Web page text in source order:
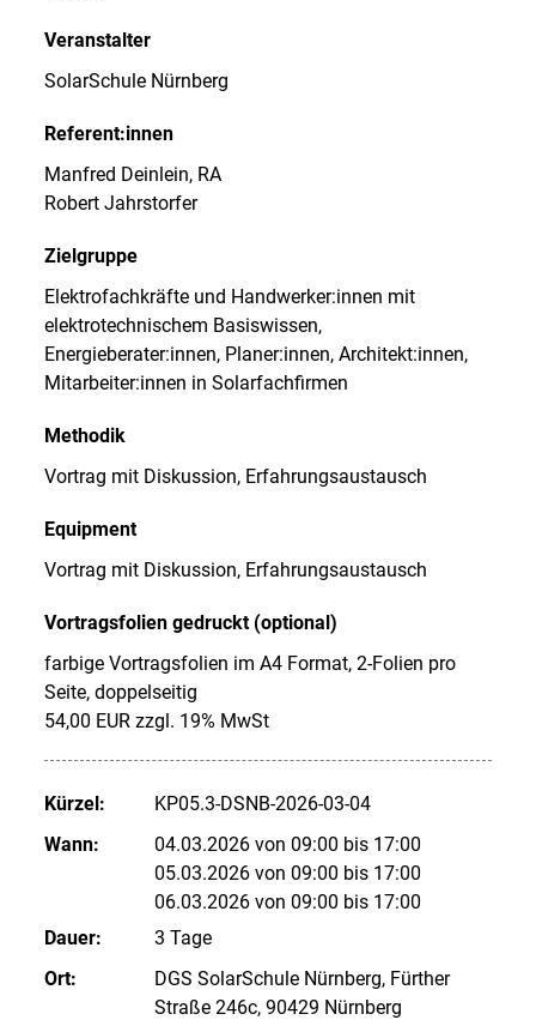
Veranstalter
SolarSchule Nürnberg
Referent:innen
Manfred Deinlein, RA
Robert Jahrstorfer
Zielgruppe
Elektrofachkräfte und Handwerker:innen mit
elektrotechnischem Basiswissen,
Energieberater:innen, Planer:innen, Architekt:innen,
Mitarbeiter:innen in Solarfachfirmen
Methodik
Vortrag mit Diskussion, Erfahrungsaustausch
Equipment
Vortrag mit Diskussion, Erfahrungsaustausch
Vortragsfolien gedruckt (optional)
farbige Vortragsfolien im A4 Format, 2-Folien pro
Seite, doppelseitig
54,00 EUR zzgl. 19% MwSt
Kürzel:
KP05.3-DSNB-2026-03-04
Wann:
04.03.2026 von 09:00 bis 17:00
05.03.2026 von 09:00 bis 17:00
06.03.2026 von 09:00 bis 17:00
Dauer:
3 Tage
Ort:
DGS SolarSchule Nürnberg, Fürther
Straße 246c, 90429 Nürnberg